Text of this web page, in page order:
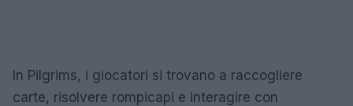
In Pilgrims, i giocatori si trovano a raccogliere
carte, risolvere rompicapi e interagire con